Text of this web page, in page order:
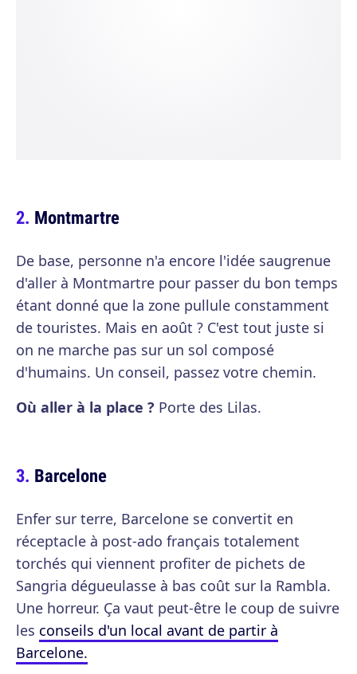
Montmartre
De base, personne n'a encore l'idée saugrenue
d'aller à Montmartre pour passer du bon temps
étant donné que la zone pullule constamment
de touristes. Mais en août ? C'est tout juste si
on ne marche pas sur un sol composé
d'humains. Un conseil, passez votre chemin.
Où aller à la place ? Porte des Lilas.
Barcelone
Enfer sur terre, Barcelone se convertit en
réceptacle à post-ado français totalement
torchés qui viennent profiter de pichets de
Sangria dégueulasse à bas coût sur la Rambla.
Une horreur. Ça vaut peut-être le coup de suivre
les conseils d'un local avant de partir à
Barcelone.